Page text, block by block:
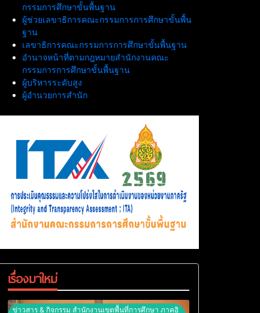
กรรมการศึกษาขั้นพื้นฐาน
ผู้ช่วยเลขาธิการคณะกรรมการการศึกษาขั้นพื้น
ฐาน
เลขาธิการคณะกรรมการการศึกษาขั้นพื้นฐาน
อำนาจหน้าที่ตามกฎหมายสำนักงานคณะ
กรรมการการศึกษาขั้นพื้นฐาน
ผู้บริหารระดับสูง
ผู้อำนวยการสำนัก
เรื่องมาใหม่
ข่าวสาร & กิจกรรม สำนักงานเขตพื้นที่การศึกษา ภาคอิ